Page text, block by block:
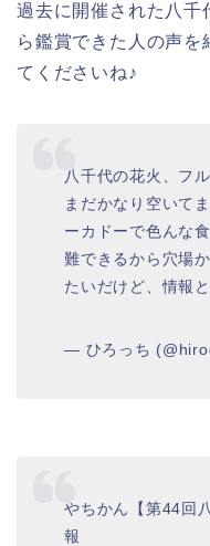
過去に開催された八千
ら鑑賞できた人の声を
てくださいね♪
八千代の花火、フ
まだかなり空いて
ーカドーで色んな
難できるから穴場
たいだけど、情報
— ひろっち
やちかん【第44回
報